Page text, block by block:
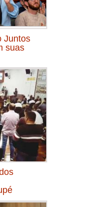
Juntos
suas